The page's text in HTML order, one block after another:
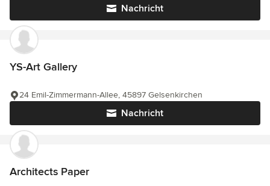
Nachricht
YS-Art Gallery
Nachricht
24 Emil-Zimmermann-Allee, 45897 Gelsenkirchen
Architects Paper